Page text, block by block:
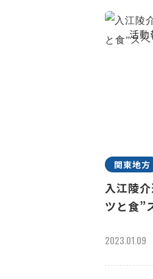
関東地方
入江陵
ツと食”
2023.01.09